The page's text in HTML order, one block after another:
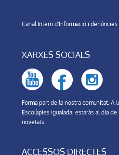
Canal Intern d'Informació i denúncies
XARXES SOCIALS
Forma part de la nostra comunitat. A
Escolàpies Igualada, estaràs al dia
novetats.
ACCESSOS DIRECTES